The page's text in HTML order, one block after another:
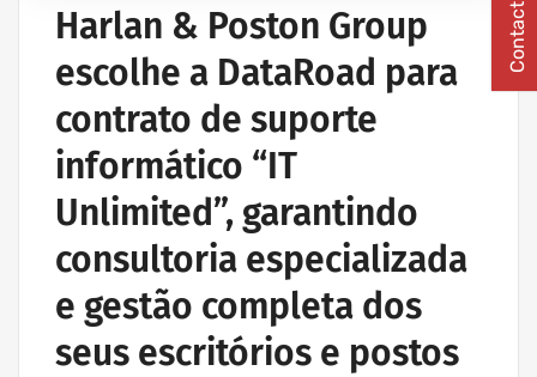
Harlan & Poston Group
escolhe a DataRoad para
contrato de suporte
informático “IT
Unlimited”, garantindo
consultoria especializada
e gestão completa dos
seus escritórios e postos
Contact